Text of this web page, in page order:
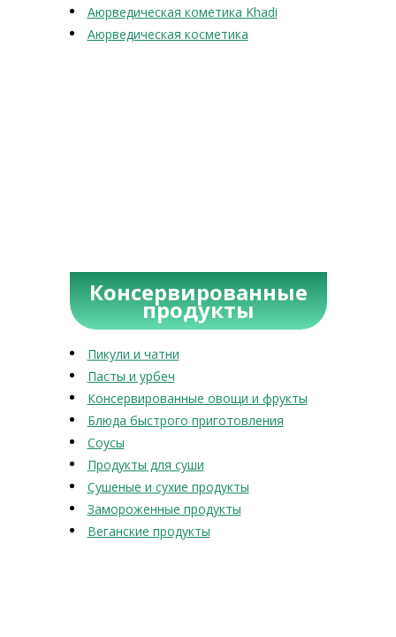
Аюрведическая кометика Khadi
Аюрведическая косметика
Консервированные
продукты
Пикули и чатни
Пасты и урбеч
Консервированные овощи и фрукты
Блюда быстрого приготовления
Соусы
Продукты для суши
Сушеные и сухие продукты
Замороженные продукты
Веганские продукты